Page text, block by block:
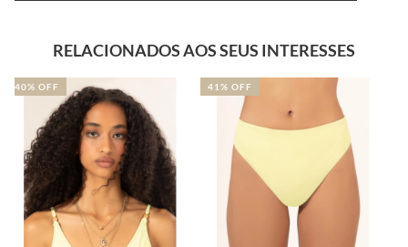
RELACIONADOS AOS SEUS INTERESSES
41% OFF